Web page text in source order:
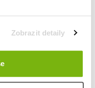
Zobrazit detaily